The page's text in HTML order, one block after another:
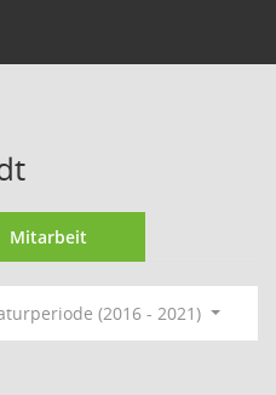
Mitarbeit
(2016 - 2021)